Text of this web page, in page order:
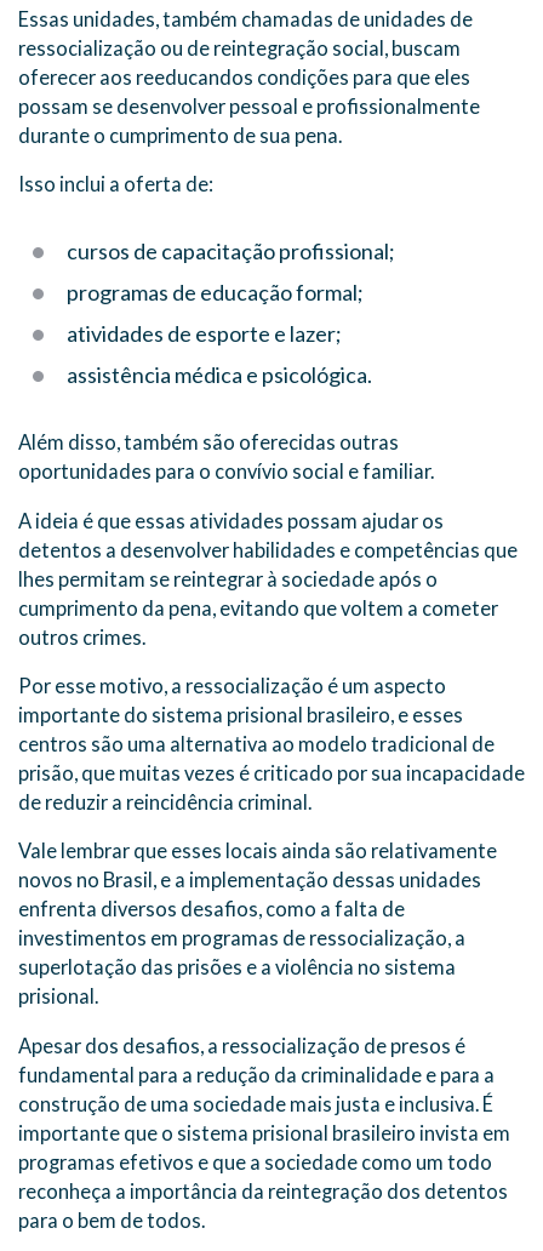
Essas unidades, também chamadas de unidades de
ressocialização ou de reintegração social, buscam
oferecer aos reeducandos condições para que eles
possam se desenvolver pessoal e profissionalmente
durante o cumprimento de sua pena.
Isso inclui a oferta de:
cursos de capacitação profissional;
programas de educação formal;
atividades de esporte e lazer;
assistência médica e psicológica.
Além disso, também são oferecidas outras
oportunidades para o convívio social e familiar.
A ideia é que essas atividades possam ajudar os
detentos a desenvolver habilidades e competências que
lhes permitam se reintegrar à sociedade após o
cumprimento da pena, evitando que voltem a cometer
outros crimes.
Por esse motivo, a ressocialização é um aspecto
importante do sistema prisional brasileiro, e esses
centros são uma alternativa ao modelo tradicional de
prisão, que muitas vezes é criticado por sua incapacidade
de reduzir a reincidência criminal.
Vale lembrar que esses locais ainda são relativamente
novos no Brasil, e a implementação dessas unidades
enfrenta diversos desafios, como a falta de
investimentos em programas de ressocialização, a
superlotação das prisões e a violência no sistema
prisional.
Apesar dos desafios, a ressocialização de presos é
fundamental para a redução da criminalidade e para a
construção de uma sociedade mais justa e inclusiva. É
importante que o sistema prisional brasileiro invista em
programas efetivos e que a sociedade como um todo
reconheça a importância da reintegração dos detentos
para o bem de todos.